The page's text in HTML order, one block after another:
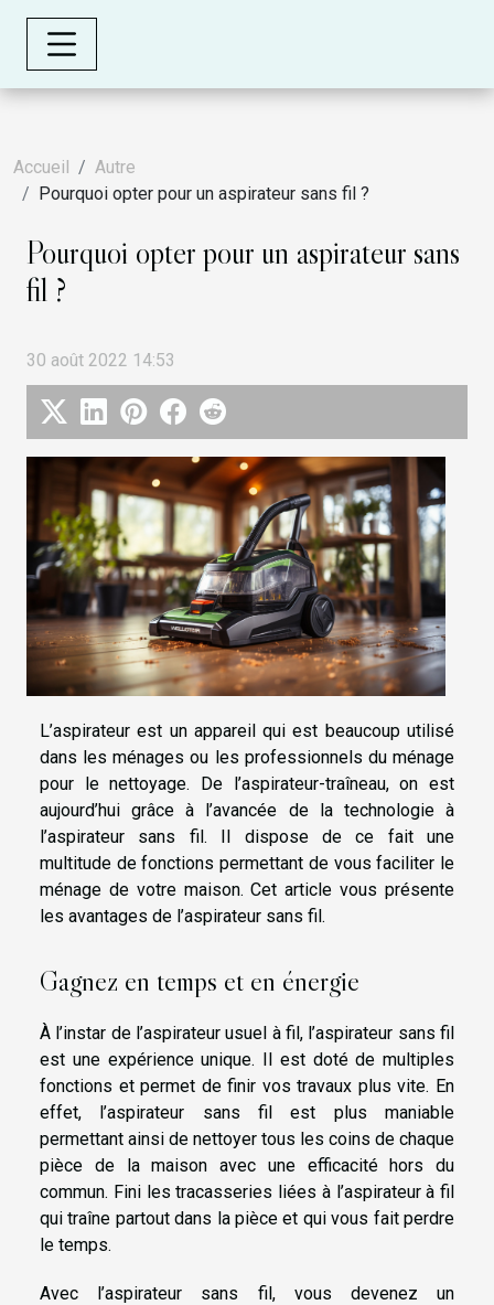
Accueil
Autre
Pourquoi opter pour un aspirateur sans fil ?
Pourquoi opter pour un aspirateur sans
fil ?
30 août 2022 14:53
L’aspirateur est un appareil qui est beaucoup utilisé
dans les ménages ou les professionnels du ménage
pour le nettoyage. De l’aspirateur-traîneau, on est
aujourd’hui grâce à l’avancée de la technologie à
l’aspirateur sans fil. Il dispose de ce fait une
multitude de fonctions permettant de vous faciliter le
ménage de votre maison. Cet article vous présente
les avantages de l’aspirateur sans fil.
Gagnez en temps et en énergie
À l’instar de l’aspirateur usuel à fil, l’aspirateur sans fil
est une expérience unique. Il est doté de multiples
fonctions et permet de finir vos travaux plus vite. En
effet, l’aspirateur sans fil est plus maniable
permettant ainsi de nettoyer tous les coins de chaque
pièce de la maison avec une efficacité hors du
commun. Fini les tracasseries liées à l’aspirateur à fil
qui traîne partout dans la pièce et qui vous fait perdre
le temps.
Avec l’aspirateur sans fil, vous devenez un